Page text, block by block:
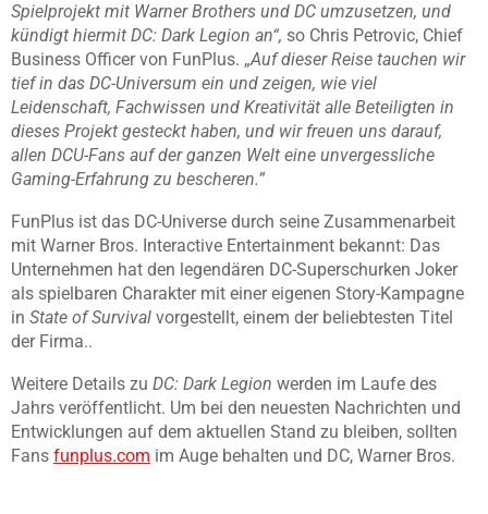
Spielprojekt mit Warner Brothers und DC umzusetzen, und
kündigt hiermit DC: Dark Legion an“, so Chris Petrovic, Chief
Business Officer von FunPlus. „Auf dieser Reise tauchen wir
tief in das DC-Universum ein und zeigen, wie viel
Leidenschaft, Fachwissen und Kreativität alle Beteiligten in
dieses Projekt gesteckt haben, und wir freuen uns darauf,
allen DCU-Fans auf der ganzen Welt eine unvergessliche
Gaming-Erfahrung zu bescheren.”
FunPlus ist das DC-Universe durch seine Zusammenarbeit
mit Warner Bros. Interactive Entertainment bekannt: Das
Unternehmen hat den legendären DC-Superschurken Joker
als spielbaren Charakter mit einer eigenen Story-Kampagne
in State of Survival vorgestellt, einem der beliebtesten Titel
der Firma..
Weitere Details zu DC: Dark Legion werden im Laufe des
Jahrs veröffentlicht. Um bei den neuesten Nachrichten und
Entwicklungen auf dem aktuellen Stand zu bleiben, sollten
Fans funplus.com im Auge behalten und DC, Warner Bros.